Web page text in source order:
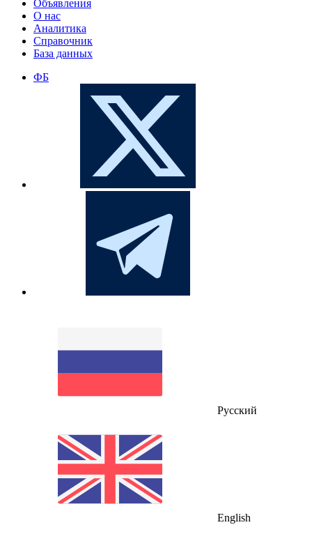
Объявления
О нас
Аналитика
Справочник
База данных
ФБ
Русский
English